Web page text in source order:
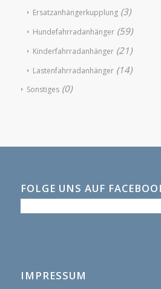
Ersatzanhängerkupplung (3)
Hundefahrradanhänger (59)
Kinderfahrradanhänger (21)
Lastenfahrradanhänger (14)
Sonstiges (0)
FOLGE UNS AUF
IMPRESSUM